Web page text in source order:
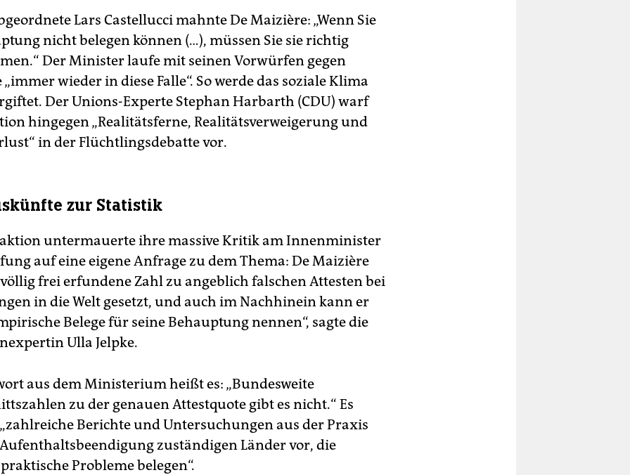
Lars Castellucci mahnte De Maizière: „Wenn Sie
nicht belegen können (…), müssen Sie sie richtig
Der Minister laufe mit seinen Vorwürfen gegen
wieder in diese Falle“. So werde das soziale Klima
Der Unions-Experte Stephan Harbarth (CDU) warf
hingegen „Realitätsferne, Realitätsverweigerung und
in der Flüchtlingsdebatte vor.
zur Statistik
untermauerte ihre massive Kritik am Innenminister
auf eine eigene Anfrage zu dem Thema: De Maizière
frei erfundene Zahl zu angeblich falschen Attesten bei
in die Welt gesetzt, und auch im Nachhinein kann er
Belege für seine Behauptung nennen“, sagte die
Ulla Jelpke.
aus dem Ministerium heißt es: „Bundesweite
zu der genauen Attestquote gibt es nicht.“ Es
Berichte und Untersuchungen aus der Praxis
zuständigen Länder vor, die
Probleme belegen“.